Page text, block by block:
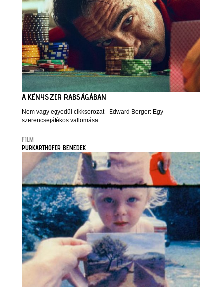
A KÉNYSZER RABSÁGÁBAN
Nem vagy egyedül cikksorozat - Edward Berger: Egy
szerencsejátékos vallomása
FILM
PURKARTHOFER BENEDEK